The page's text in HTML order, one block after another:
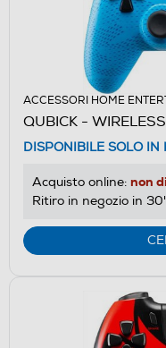
ACCESSORI HOME
QUBICK -
DISPONIBILE SOLO IN
Acquisto online: non
Ritiro in negozio in